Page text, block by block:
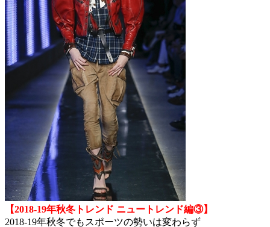
【2018-19年秋冬トレンド ニュートレンド編③】
2018-19年秋冬でもスポーツの勢いは変わらず